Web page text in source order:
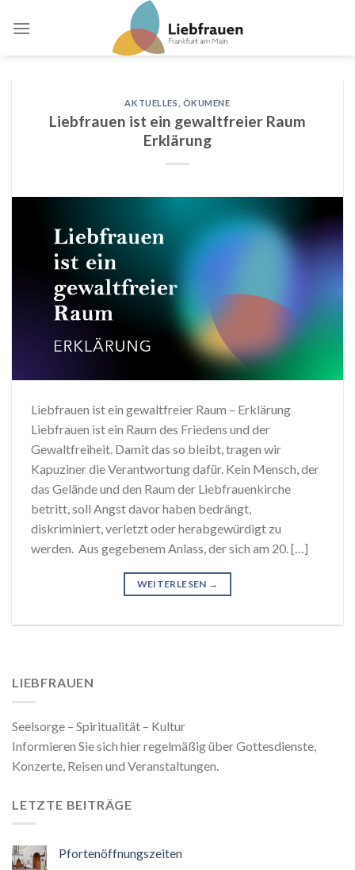
AKTUELLES ÖKUMENE
Liebfrauen ist ein gewaltfreier Raum
Erklärung
Liebfrauen ist ein gewaltfreier Raum – Erklärung
Liebfrauen ist ein Raum des Friedens und der
Gewaltfreiheit. Damit das so bleibt, tragen wir
Kapuziner die Verantwortung dafür. Kein Mensch, der
das Gelände und den Raum der Liebfrauenkirche
betritt, soll Angst davor haben bedrängt,
diskriminiert, verletzt oder herabgewürdigt zu
werden. Aus gegebenem Anlass, der sich am 20. […]
WEITERLESEN →
LIEBFRAUEN
Seelsorge – Spiritualität – Kultur
Informieren Sie sich hier regelmäßig über Gottesdienste,
Konzerte, Reisen und Veranstaltungen.
LETZTE BEITRÄGE
Pfortenöffnungszeiten